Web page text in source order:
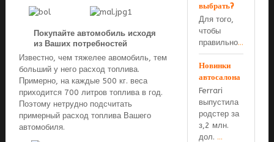
Покупайте автомобиль исходя
из Ваших потребностей
Известно, чем тяжелее авомобиль, тем
больший у него расход топлива.
Примерно, на каждые 500 кг. веса
приходится 700 литров топлива в год.
Поэтому нетрудно подсчитать
примерный расход топлива Вашего
автомобиля.
выбрать?
Для того,
чтобы
правильно...
Новинки
автосалона
Ferrari
выпустила
родстер за
з,2 млн.
дол. ...